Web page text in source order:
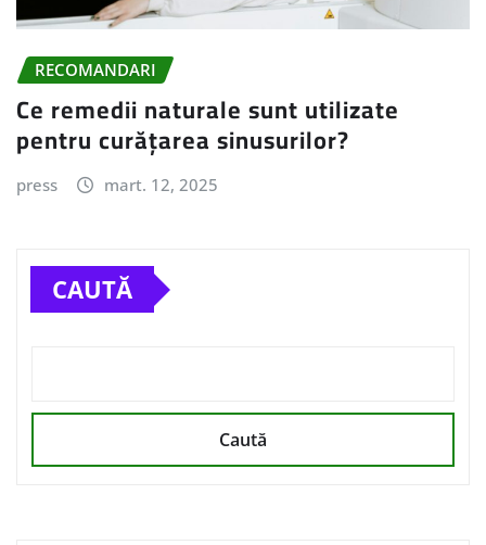
RECOMANDARI
Ce remedii naturale sunt utilizate
pentru curățarea sinusurilor?
press mart. 12, 2025
CAUTĂ
Caută